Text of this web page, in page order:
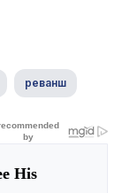
реванш